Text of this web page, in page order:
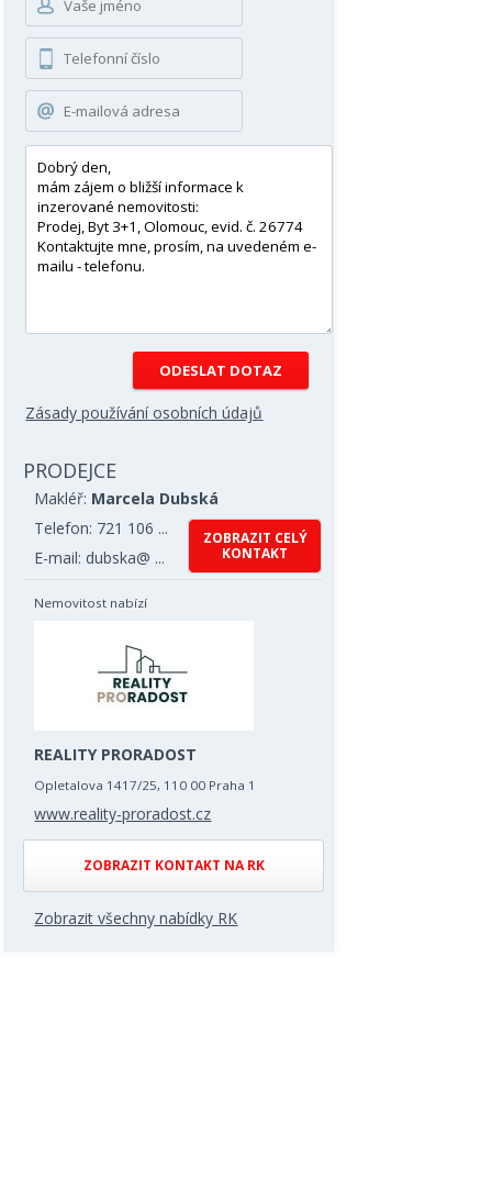
Zásady používání osobních údajů
PRODEJCE
Makléř: Marcela Dubská
Telefon: 721 106 ...
E-mail: dubska@ ...
ZOBRAZIT CELÝ
KONTAKT
Nemovitost nabízí
REALITY PRORADOST
Opletalova 1417/25, 110 00 Praha 1
www.reality-proradost.cz
ZOBRAZIT KONTAKT NA RK
Zobrazit všechny nabídky RK